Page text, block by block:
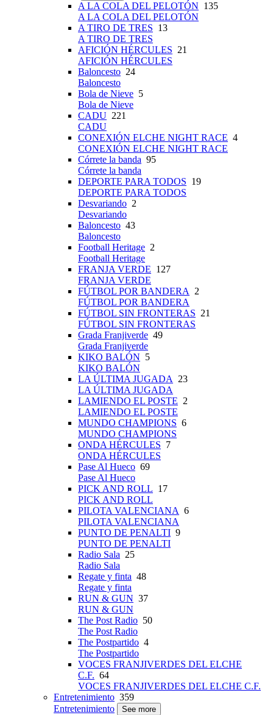
A LA COLA DEL PELOTÓN 135
A LA COLA DEL PELOTÓN
A TIRO DE TRES 13
A TIRO DE TRES
AFICIÓN HÉRCULES 21
AFICIÓN HÉRCULES
Baloncesto 24
Baloncesto
Bola de Nieve 5
Bola de Nieve
CADU 221
CADU
CONEXIÓN ELCHE NIGHT RACE 4
CONEXIÓN ELCHE NIGHT RACE
Córrete la banda 95
Córrete la banda
DEPORTE PARA TODOS 19
DEPORTE PARA TODOS
Desvariando 2
Desvariando
Baloncesto 43
Baloncesto
Football Heritage 2
Football Heritage
FRANJA VERDE 127
FRANJA VERDE
FÚTBOL POR BANDERA
2
FÚTBOL POR BANDERA
FÚTBOL SIN FRONTERAS 21
FÚTBOL SIN FRONTERAS
Grada Franjiverde 49
Grada Franjiverde
KIKO BALÓN 5
KIKO BALÓN
LA ÚLTIMA JUGADA
23
LA ÚLTIMA JUGADA
LAMIENDO EL POSTE 2
LAMIENDO EL POSTE
MUNDO CHAMPIONS 6
MUNDO CHAMPIONS
ONDA HÉRCULES 7
ONDA HÉRCULES
Pase Al Hueco 69
Pase Al Hueco
PICK AND ROLL 17
PICK AND ROLL
PILOTA VALENCIANA 6
PILOTA VALENCIANA
PUNTO DE PENALTI 9
PUNTO DE PENALTI
Radio Sala 25
Radio Sala
Regate y finta 48
Regate y finta
RUN & GUN 37
RUN & GUN
The Post Radio 50
The Post Radio
The Postpartido 4
The Postpartido
VOCES FRANJIVERDES DEL ELCHE
C.F. 64
VOCES FRANJIVERDES DEL ELCHE C.F.
Entretenimiento 359
Entretenimiento
See more